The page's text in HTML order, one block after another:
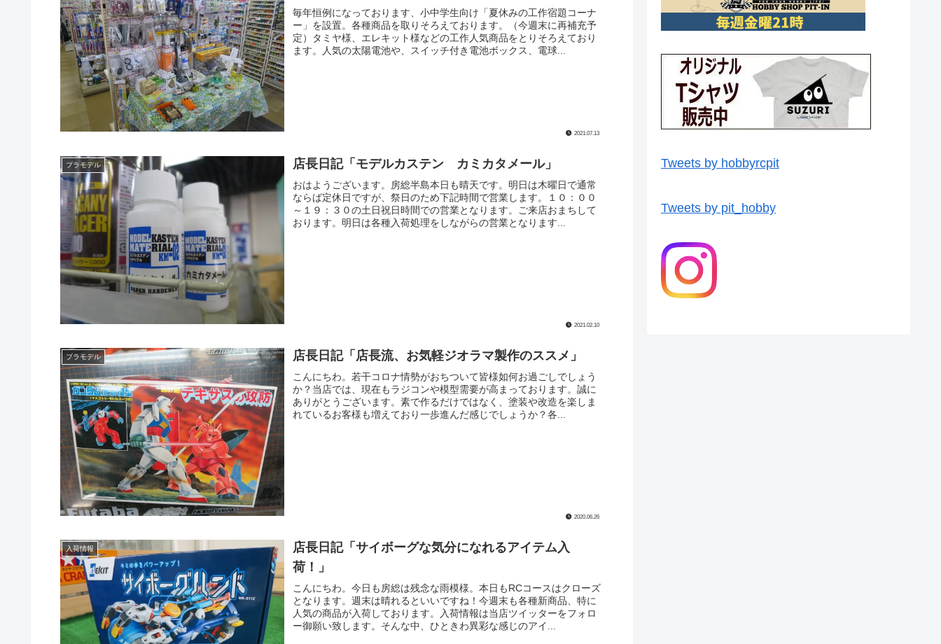
毎年恒例になっております、小中学生向け「夏休みの工作宿題コーナ
ー」を設置。各種商品を取りそろえております。（今週末に再補充予
定）タミヤ様、エレキット様などの工作人気商品をとりそろえており
ます。人気の太陽電池や、スイッチ付き電池ボックス、電球...
2021.07.13
プラモデル 店長日記「モデルカステン カミカタメール」
おはようございます。房総半島本日も晴天です。明日は木曜日で通常
ならば定休日ですが、祭日のため下記時間で営業します。１０：００
～１９：３０の土日祝日時間での営業となります。ご来店おまちして
おります。明日は各種入荷処理をしながらの営業となります...
2021.02.10
プラモデル 店長日記「店長流、お気軽ジオラマ製作のススメ」
こんにちわ。若干コロナ情勢がおちついて皆様如何お過ごしでしょう
か？当店では、現在もラジコンや模型需要が高まっております。誠に
ありがとうございます。素で作るだけではなく、塗装や改造を楽しま
れているお客様も増えており一歩進んだ感じでしょうか？各...
2020.06.26
入荷情報
店長日記「サイボーグな気分になれるアイテム入
荷！」
こんにちわ。今日も房総は残念な雨模様。本日もRCコースはクローズ
となります。週末は晴れるといいですね！今週末も各種新商品、特に
人気の商品が入荷しております。入荷情報は当店ツイッターをフォロ
ー御願い致します。そんな中、ひときわ異彩な感じのアイ...
Tweets by hobbyrcpit
Tweets by pit_hobby